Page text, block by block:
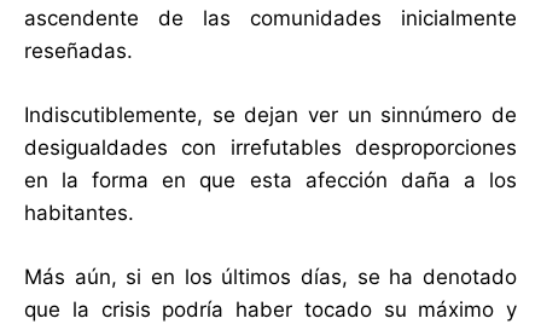
ascendente de las comunidades inicialmente
reseñadas.
Indiscutiblemente, se dejan ver un sinnúmero de
desigualdades con irrefutables desproporciones
en la forma en que esta afección daña a los
habitantes.
Más aún, si en los últimos días, se ha denotado
que la crisis podría haber tocado su máximo y